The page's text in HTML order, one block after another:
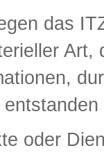
das
oder